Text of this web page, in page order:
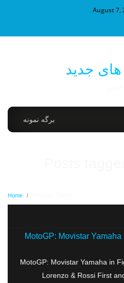
August
جدید
برگه نمونه
Posts
Home
MotoGP: Movistar
MotoGP: Movistar Yamaha
Lorenzo & Rossi First